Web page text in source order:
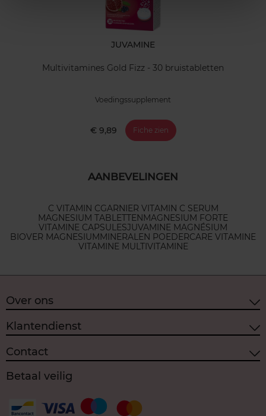
JUVAMINE
Multivitamines Gold Fizz - 30 bruistabletten
Voedingssupplement
€ 9,89 Fiche zien
AANBEVELINGEN
C VITAMIN CGARNIER VITAMIN C SERUM
MAGNESIUM TABLETTENMAGNESIUM FORTE
VITAMINE CAPSULESJUVAMINE MAGNÉSIUM
BIOVER MAGNESIUMMINERALEN POEDERCARE VITAMINE
VITAMINE MULTIVITAMINE
Over ons
Klantendienst
Contact
Betaal veilig